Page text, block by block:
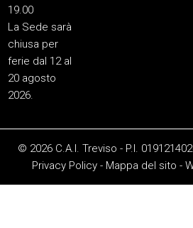
19.00
La Sede sarà
chiusa per
ferie dal 12 al
20 agosto
2026.
© 2026 C.A.I. Treviso - P.I.
Privacy Policy - Mappa del sito -